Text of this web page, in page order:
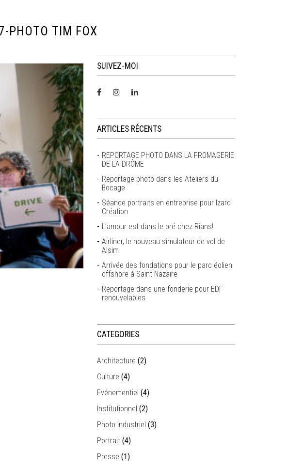
PHOTO TIM FOX
SUIVEZ-MOI
ARTICLES RÉCENTS
REPORTAGE PHOTO DANS LA FROMAGERIE
DE LA DRÔME
Reportage photo dans les Ateliers du
Bocage
Séance portraits en entreprise pour Izard
Création
L’amour est dans le pré chez Rians!
Airliner, le nouveau simulateur de vol de
Alsim
Arrivée des fondations pour le parc éolien
offshore à Saint Nazaire
Reportage dans une fonderie pour EDF
renouvelables
CATEGORIES
Architecture (2)
Culture (4)
Evénementiel (4)
Institutionnel (2)
Photo industriel (3)
Portrait (4)
Presse (1)